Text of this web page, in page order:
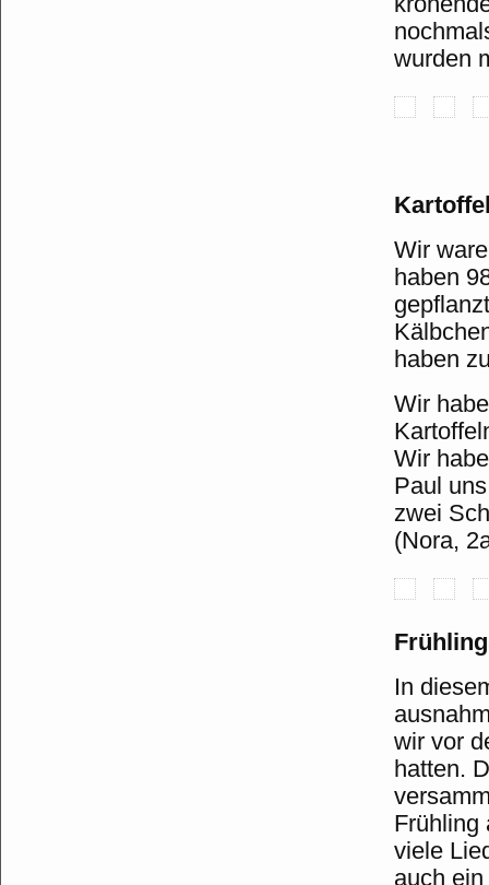
wurden
Wir
haben
haben
Wir
Wir
Paul
zwei
(Nora,
In
wir vor
hatten.
Frühling
viele
auch